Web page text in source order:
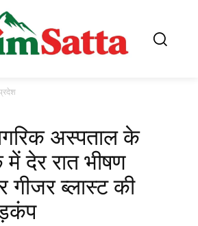
अस्पताल के
में देर रात भीषण
गीजर ब्लास्ट की